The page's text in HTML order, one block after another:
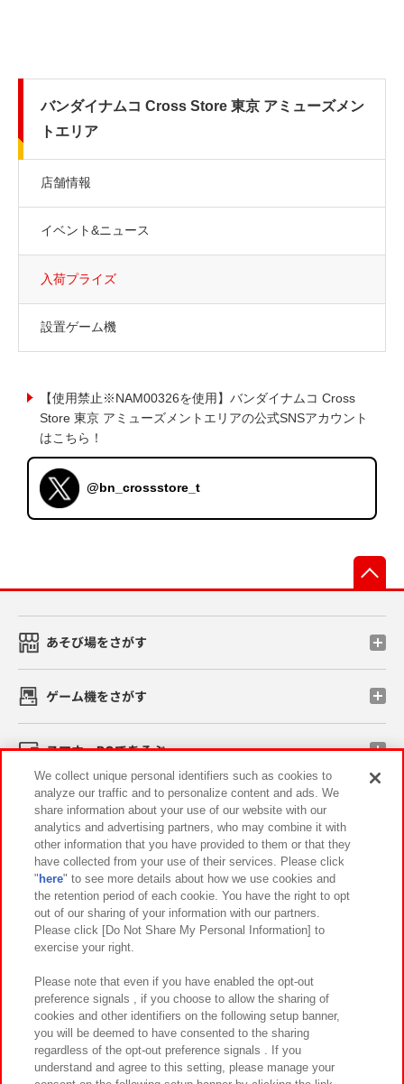
バンダイナムコ Cross Store 東京 アミューズメン
トエリア
店舗情報
イベント&ニュース
入荷プライズ
設置ゲーム機
【使用禁止※NAM00326を使用】バンダイナムコ Cross
Store 東京 アミューズメントエリアの公式SNSアカウント
はこちら！
@bn_crossstore_t
あそび場をさがす
ゲーム機をさがす
スマホ・PCであそぶ
イベント・キャンペーン
関連会社 サステナビリティ サイトポリシー
プライバシーポリシー ウェブアクセシビリティ方針と検証結果
お取引先さまとともに
カスタマーハラスメント対応方針 よくあるご質問・お問い合わせ
We collect unique personal identifiers such as cookies to
analyze our traffic and to personalize content and ads. We
share information about your use of our website with our
analytics and advertising partners, who may combine it with
other information that you have provided to them or that they
have collected from your use of their services. Please click
" here" to see more details about how we use cookies and
the retention period of each cookie. You have the right to opt
out of our sharing of your information with our partners.
Please click [Do Not Share My Personal Information] to
exercise your right.
Please note that even if you have enabled the opt-out
preference signals , if you choose to allow the sharing of
cookies and other identifiers on the following setup banner,
you will be deemed to have consented to the sharing
regardless of the opt-out preference signals . If you
understand and agree to this setting, please manage your